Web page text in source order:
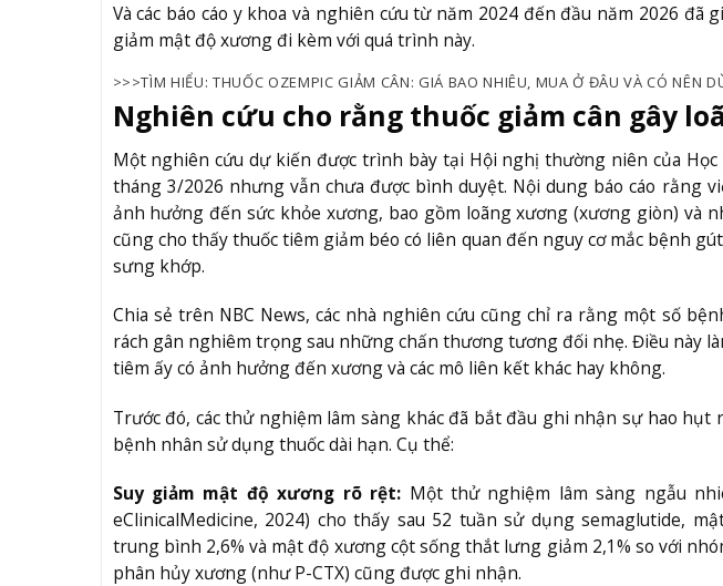
Và các báo cáo y khoa và nghiên cứu từ năm 2024 đến đầu năm 2026 đã
giảm mật độ xương đi kèm với quá trình này.
>>>TÌM HIỂU: THUỐC OZEMPIC GIẢM CÂN: GIÁ BAO NHIÊU, MUA Ở ĐÂU VÀ CÓ NÊN
Nghiên cứu cho rằng thuốc giảm cân gây
Một nghiên cứu dự kiến được trình bày tại Hội nghị thường niên của
tháng 3/2026 nhưng vẫn chưa được bình duyệt. Nội dung báo cáo rằng
ảnh hưởng đến sức khỏe xương, bao gồm loãng xương (xương giòn) và
cũng cho thấy thuốc tiêm giảm béo có liên quan đến nguy cơ mắc bệnh
sưng khớp.
Chia sẻ trên NBC News, các nhà nghiên cứu cũng chỉ ra rằng một số
rách gân nghiêm trọng sau những chấn thương tương đối nhẹ. Điều này
tiêm ấy có ảnh hưởng đến xương và các mô liên kết khác hay không.
Trước đó, các thử nghiệm lâm sàng khác đã bắt đầu ghi nhận sự hao
bệnh nhân sử dụng thuốc dài hạn. Cụ thể:
Suy giảm mật độ xương rõ rệt: Một thử nghiệm lâm sàng ngẫu
eClinicalMedicine, 2024) cho thấy sau 52 tuần sử dụng semaglutide,
trung bình 2,6% và mật độ xương cột sống thắt lưng giảm 2,1% so với
phân hủy xương (như P-CTX) cũng được ghi nhận.